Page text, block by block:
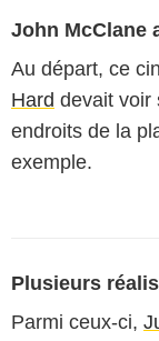
John McClane
Au départ, ce
Hard devait voir
endroits de la
exemple.
Plusieurs
Parmi ceux-ci,